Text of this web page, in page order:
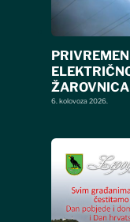
ŽAROVNICA
6. kolovoza 2026.